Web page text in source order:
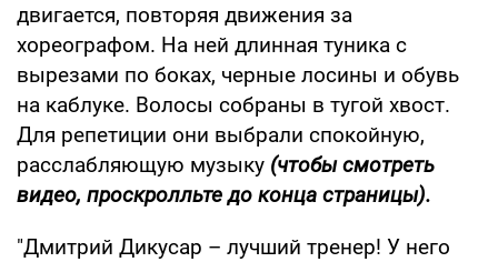
двигается, повторяя движения за
хореографом. На ней длинная туника с
вырезами по боках, черные лосины и обувь
на каблуке. Волосы собраны в тугой хвост.
Для репетиции они выбрали спокойную,
расслабляющую музыку (чтобы смотреть
видео, проскролльте до конца страницы).
"Дмитрий Дикусар – лучший тренер! У него